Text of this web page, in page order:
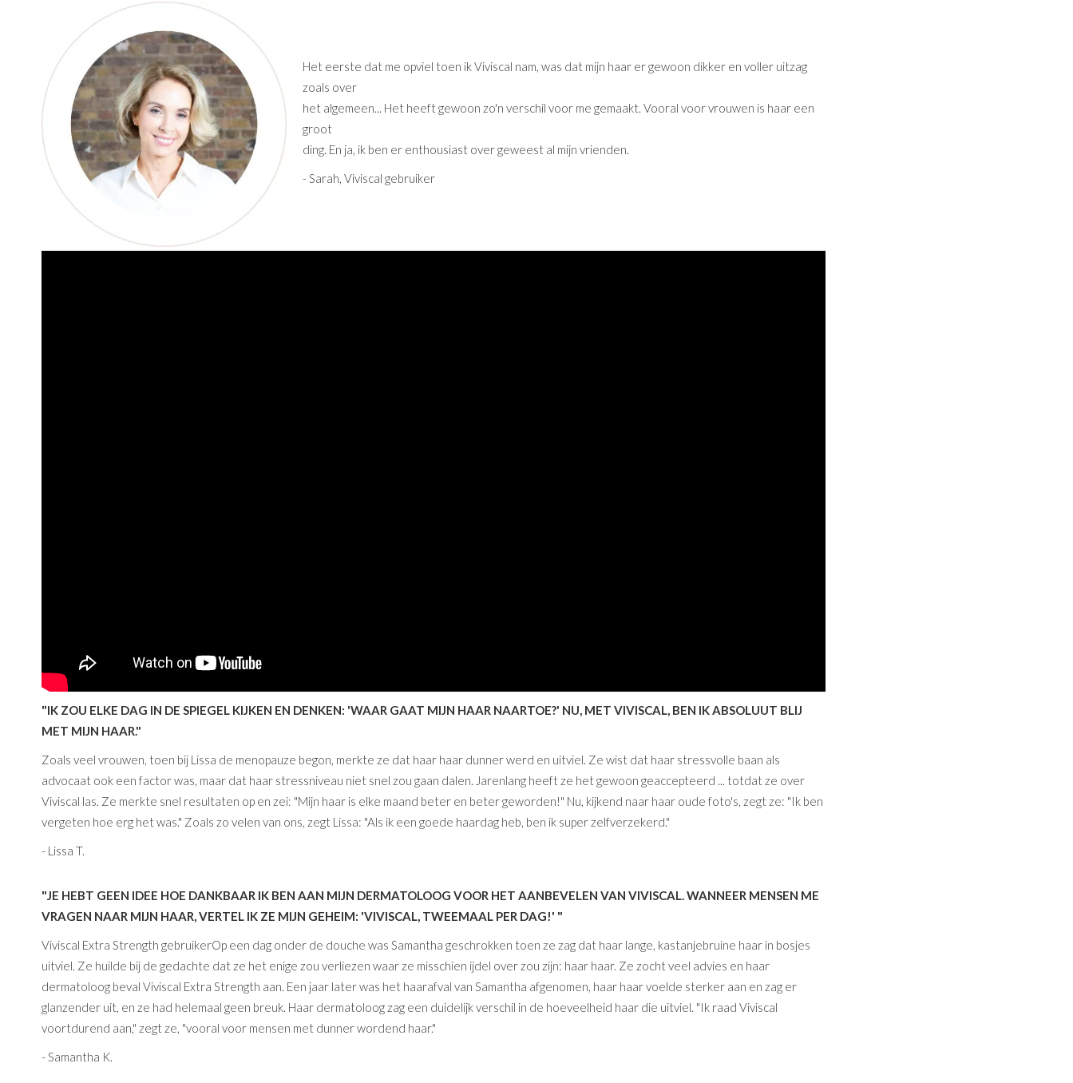
Het eerste dat me opviel toen ik Viviscal nam, was dat mijn haar er gewoon dikker en voller uitzag
zoals over
het algemeen... Het heeft gewoon zo'n verschil voor me gemaakt. Vooral voor vrouwen is haar een
groot
ding. En ja, ik ben er enthousiast over geweest al mijn vrienden.
- Sarah, Viviscal gebruiker
"IK ZOU ELKE DAG IN DE SPIEGEL KIJKEN EN DENKEN: 'WAAR GAAT MIJN HAAR NAARTOE?' NU, MET VIVISCAL, BEN IK ABSOLUUT BLIJ
MET MIJN HAAR."
Zoals veel vrouwen, toen bij Lissa de menopauze begon, merkte ze dat haar haar dunner werd en uitviel. Ze wist dat haar stressvolle baan als
advocaat ook een factor was, maar dat haar stressniveau niet snel zou gaan dalen. Jarenlang heeft ze het gewoon geaccepteerd ... totdat ze over
Viviscal las. Ze merkte snel resultaten op en zei: "Mijn haar is elke maand beter en beter geworden!" Nu, kijkend naar haar oude foto's, zegt ze: "Ik ben
vergeten hoe erg het was." Zoals zo velen van ons, zegt Lissa: "Als ik een goede haardag heb, ben ik super zelfverzekerd."
- Lissa T.
"JE HEBT GEEN IDEE HOE DANKBAAR IK BEN AAN MIJN DERMATOLOOG VOOR HET AANBEVELEN VAN VIVISCAL. WANNEER MENSEN ME
VRAGEN NAAR MIJN HAAR, VERTEL IK ZE MIJN GEHEIM: 'VIVISCAL, TWEEMAAL PER DAG!' "
Viviscal Extra Strength gebruikerOp een dag onder de douche was Samantha geschrokken toen ze zag dat haar lange, kastanjebruine haar in bosjes
uitviel. Ze huilde bij de gedachte dat ze het enige zou verliezen waar ze misschien ijdel over zou zijn: haar haar. Ze zocht veel advies en haar
dermatoloog beval Viviscal Extra Strength aan. Een jaar later was het haarafval van Samantha afgenomen, haar haar voelde sterker aan en zag er
glanzender uit, en ze had helemaal geen breuk. Haar dermatoloog zag een duidelijk verschil in de hoeveelheid haar die uitviel. "Ik raad Viviscal
voortdurend aan," zegt ze, "vooral voor mensen met dunner wordend haar."
- Samantha K.